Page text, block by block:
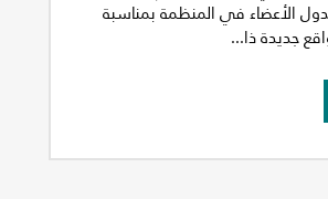
الأعضاء في المنظمة بمناسبة
جديدة ذا...